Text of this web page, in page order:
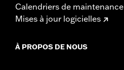
Calendriers de maintenance
Mises à jour logicielles
À PROPOS DE NOUS